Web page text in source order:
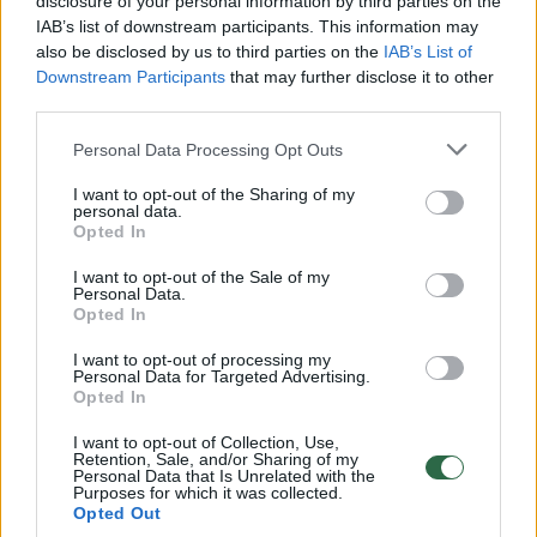
IAB’s list of downstream participants. This information may
also be disclosed by us to third parties on the IAB’s List of
Downstream Participants that may further disclose it to other
Personal Data Processing Opt Outs
I want to opt-out of the Sharing of my
personal data.
Opted In
I want to opt-out of the Sale of my
Personal Data.
Opted In
I want to opt-out of processing my
Personal Data for Targeted Advertising.
Opted In
I want to opt-out of Collection, Use,
Retention, Sale, and/or Sharing of my
Personal Data that Is Unrelated with the
Purposes for which it was collected.
Opted Out
Vaizdai iš tragiškos avarijos Vilniaus r.: dviejų moterų ir
vaiko gyvybių išgelbėti nepavyko
Žinios | Lietuvos diena
00:00:57
Savaitės vidurys nusimato karštas: temperatūra kils iki
32 laipsnių šilumos
Žinios | Orai
00:15:54
V. Zalužno pasisakymą laiko bandymu įsitvirtinti
Laidos | Nauja diena
00:05:25
K. Prunskienės brolis prisiminė jaudinančią akimirką
prieš mirtį: „Tai buvo simbolinis mūsų pagerbimo
ženklas“